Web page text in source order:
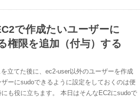
で作成たいユーザーに
権限を追加（付与）する
立てた後に、ec2-user以外のユーザーを作成
ザーにsudoできるように設定をしておくのは便
も役に立ちます。 本日はそんなEC2にsudoで